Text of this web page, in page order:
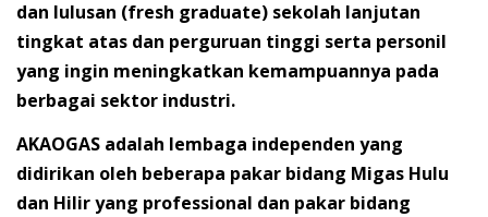
dan lulusan (fresh graduate) sekolah lanjutan
tingkat atas dan perguruan tinggi serta personil
yang ingin meningkatkan kemampuannya pada
berbagai sektor industri.
AKAOGAS adalah lembaga independen yang
didirikan oleh beberapa pakar bidang Migas Hulu
dan Hilir yang professional dan pakar bidang